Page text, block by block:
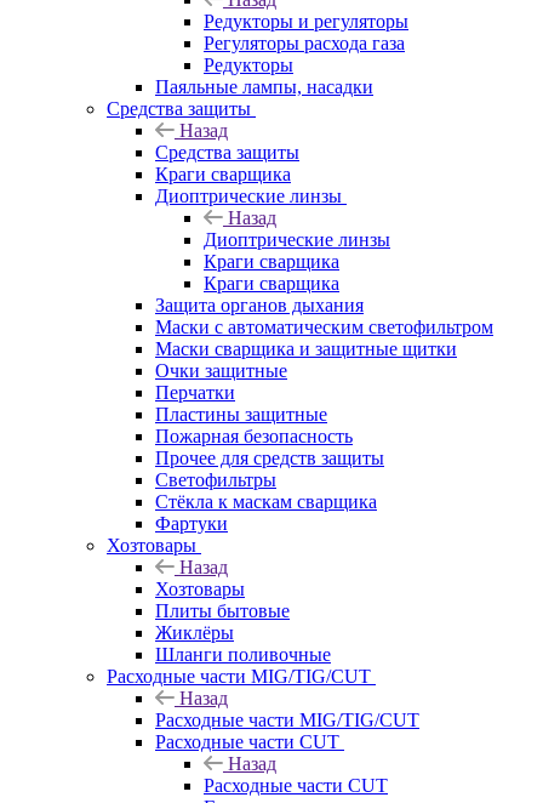
Редукторы и регуляторы
Регуляторы расхода газа
Редукторы
Паяльные лампы, насадки
Средства защиты
Назад
Средства защиты
Краги сварщика
Диоптрические линзы
Назад
Диоптрические линзы
Краги сварщика
Краги сварщика
Защита органов дыхания
Маски с автоматическим светофильтром
Маски сварщика и защитные щитки
Очки защитные
Перчатки
Пластины защитные
Пожарная безопасность
Прочее для средств защиты
Светофильтры
Стёкла к маскам сварщика
Фартуки
Хозтовары
Назад
Хозтовары
Плиты бытовые
Жиклёры
Шланги поливочные
Расходные части MIG/TIG/CUT
Назад
Расходные части MIG/TIG/CUT
Расходные части CUT
Назад
Расходные части CUT